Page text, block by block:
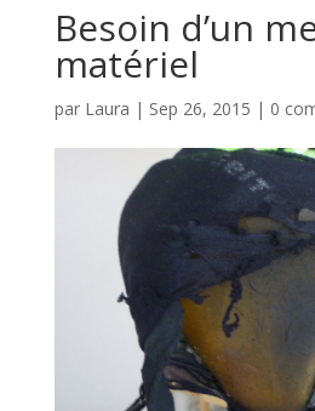
Besoin d’un
matériel
par Laura | Sep 26, 2015 | 0